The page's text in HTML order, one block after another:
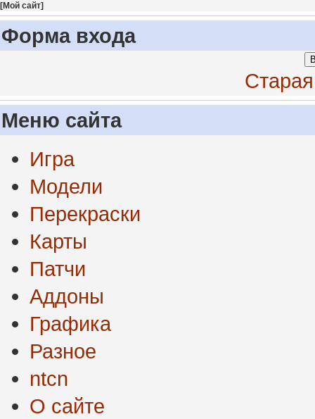
[Мой сайт]
Форма входа
Меню сайта
Игра
Модели
Перекраски
Карты
Патчи
Аддоны
Графика
Разное
ntcn
О сайте